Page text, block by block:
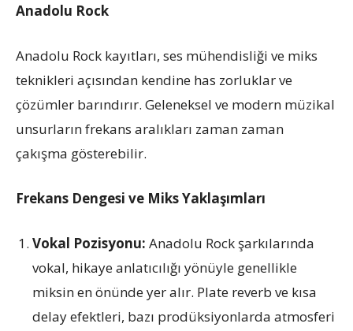
Anadolu Rock
Anadolu Rock kayıtları, ses mühendisliği ve miks
teknikleri açısından kendine has zorluklar ve
çözümler barındırır. Geleneksel ve modern müzikal
unsurların frekans aralıkları zaman zaman
çakışma gösterebilir.
Frekans Dengesi ve Miks Yaklaşımları
Vokal Pozisyonu: Anadolu Rock şarkılarında
vokal, hikaye anlatıcılığı yönüyle genellikle
miksin en önünde yer alır. Plate reverb ve kısa
delay efektleri, bazı prodüksiyonlarda atmosferi